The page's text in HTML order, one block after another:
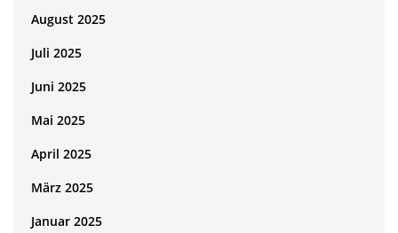
August 2025
Juli 2025
Juni 2025
Mai 2025
April 2025
März 2025
Januar 2025